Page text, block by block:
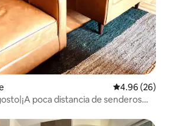
Calificación
4.96 (26)
poca distancia de senderos